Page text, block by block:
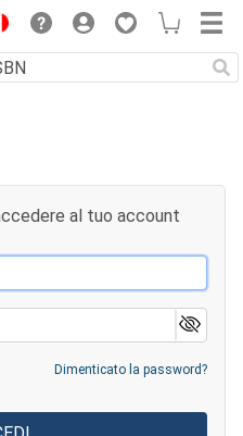
al tuo account
Dimenticato la password?